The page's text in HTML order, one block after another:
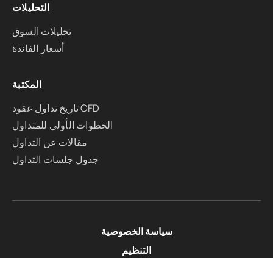
التحليلات
تحليلات السوق
أسعار الفائدة
المكتبة
تاريخ تداول عقود CFD
الخطوات الأولى للمتداول
مقالات عن التداول
جدول جلسات التداول
سياسة الخصوصية
التنظيم